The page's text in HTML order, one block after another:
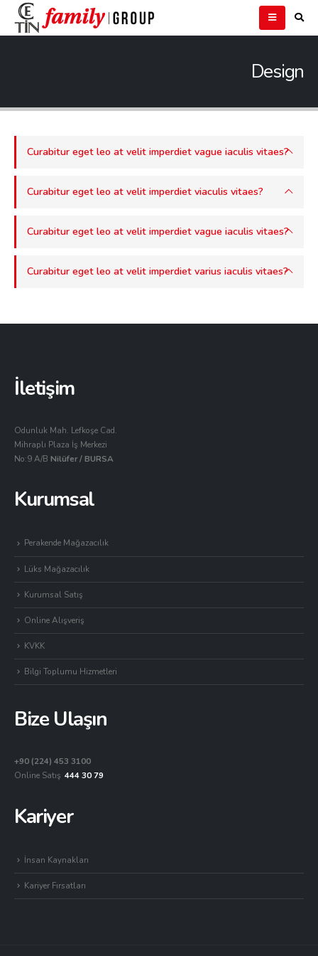
Design
Curabitur eget leo at velit imperdiet vague iaculis vitaes?
Curabitur eget leo at velit imperdiet viaculis vitaes?
Curabitur eget leo at velit imperdiet vague iaculis vitaes?
Curabitur eget leo at velit imperdiet varius iaculis vitaes?
İletişim
Odunluk Mah. Lefkoşe Cad.
Mihraplı Plaza İş Merkezi
No:9 A/B Nilüfer / BURSA
Kurumsal
Perakende Mağazacılık
Lüks Mağazacılık
Kurumsal Satış
Online Alışveriş
KVKK
Bilgi Toplumu Hizmetleri
Bize Ulaşın
+90 (224) 453 3100
Online Satış 444 30 79
Kariyer
İnsan Kaynakları
Kariyer Fırsatları